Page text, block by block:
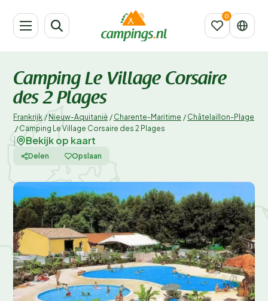
Camping Le Village Corsaire
des 2 Plages
Frankrijk / Nieuw-Aquitanië / Charente-Maritime / Châtelaillon-Plage
/ Camping Le Village Corsaire des 2 Plages
Bekijk op kaart
Delen Opslaan